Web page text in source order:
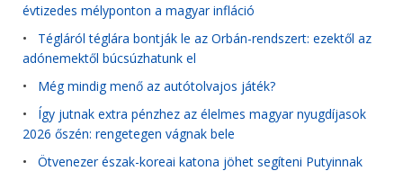
évtizedes mélyponton a magyar infláció
• Tégláról téglára bontják le az Orbán-rendszert: ezektől az
adónemektől búcsúzhatunk el
• Még mindig menő az autótolvajos játék?
• Így jutnak extra pénzhez az élelmes magyar nyugdíjasok
2026 őszén: rengetegen vágnak bele
• Ötvenezer észak-koreai katona jöhet segíteni Putyinnak